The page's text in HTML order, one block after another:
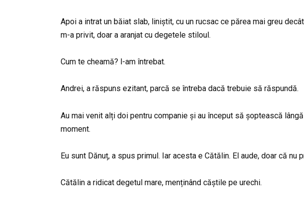
Apoi a intrat un băiat slab, liniștit, cu un rucsac ce părea mai greu
m-a privit, doar a aranjat cu degetele stiloul.
Cum te cheamă? l-am întrebat.
Andrei, a răspuns ezitant, parcă se întreba dacă trebuie să răspundă.
Au mai venit alți doi pentru companie și au început să șoptească
moment.
Eu sunt Dănuț, a spus primul. Iar acesta e Cătălin. El aude, doar că nu
Cătălin a ridicat degetul mare, menținând căștile pe urechi.